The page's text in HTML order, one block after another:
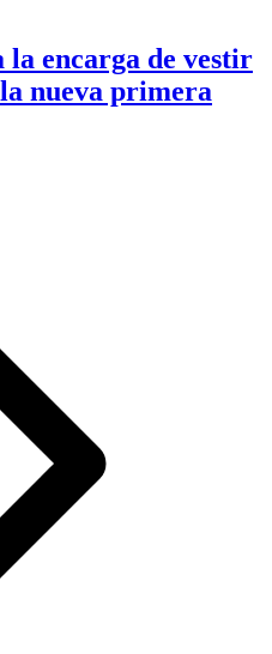
la encarga de vestir
nueva primera